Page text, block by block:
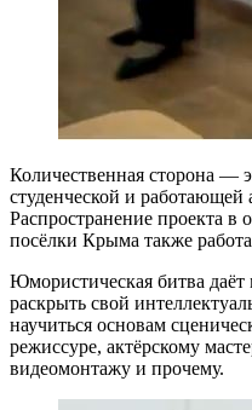
Количественная сторона —
студенческой и работающей
Распространение проекта в
посёлки Крыма также
Юмористическая битва
раскрыть свой
научиться основам
режиссуре, актёрскому
видеомонтажу и прочему.